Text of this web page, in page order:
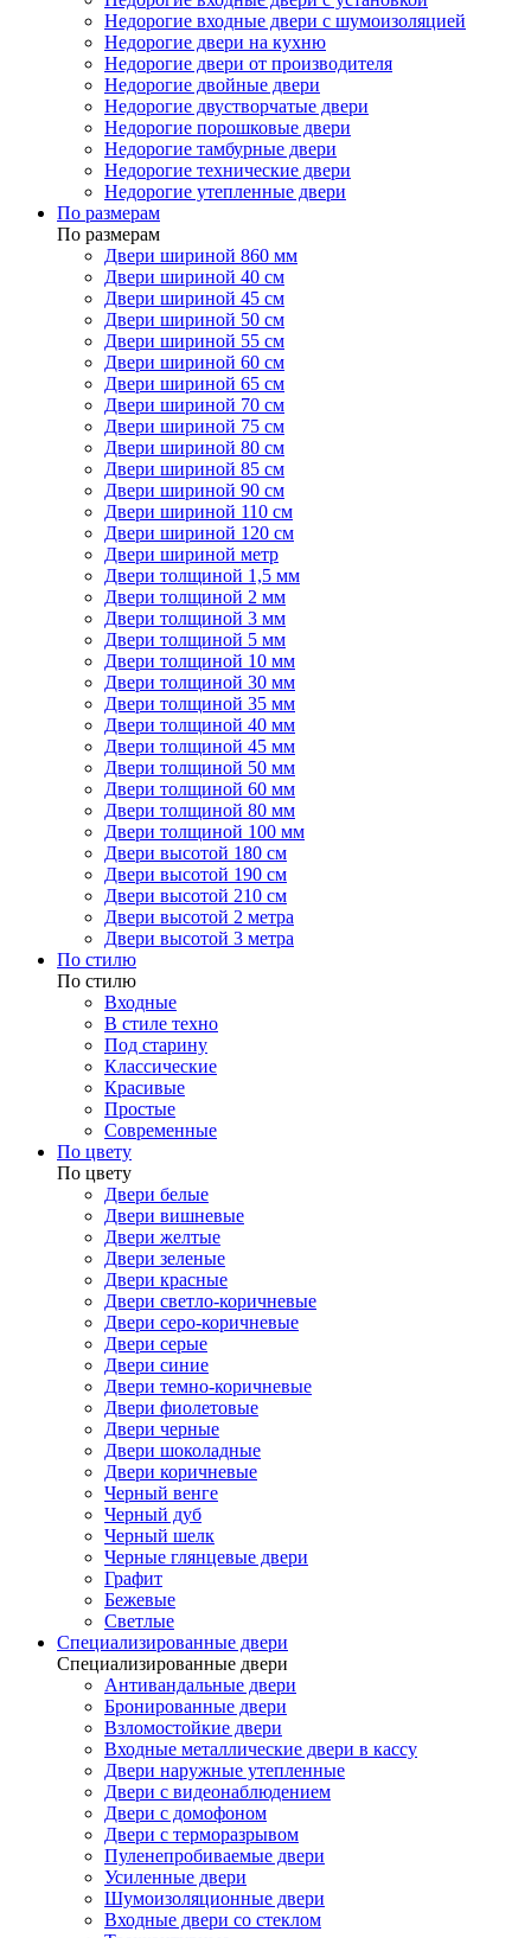
Недорогие входные двери с шумоизоляцией
Недорогие двери на кухню
Недорогие двери от производителя
Недорогие двойные двери
Недорогие двустворчатые двери
Недорогие порошковые двери
Недорогие тамбурные двери
Недорогие технические двери
Недорогие утепленные двери
По размерам
По размерам
Двери шириной 860 мм
Двери шириной 40 см
Двери шириной 45 см
Двери шириной 50 см
Двери шириной 55 см
Двери шириной 60 см
Двери шириной 65 см
Двери шириной 70 см
Двери шириной 75 см
Двери шириной 80 см
Двери шириной 85 см
Двери шириной 90 см
Двери шириной 110 см
Двери шириной 120 см
Двери шириной метр
Двери толщиной 1,5 мм
Двери толщиной 2 мм
Двери толщиной 3 мм
Двери толщиной 5 мм
Двери толщиной 10 мм
Двери толщиной 30 мм
Двери толщиной 35 мм
Двери толщиной 40 мм
Двери толщиной 45 мм
Двери толщиной 50 мм
Двери толщиной 60 мм
Двери толщиной 80 мм
Двери толщиной 100 мм
Двери высотой 180 см
Двери высотой 190 см
Двери высотой 210 см
Двери высотой 2 метра
Двери высотой 3 метра
По стилю
По стилю
Входные
В стиле техно
Под старину
Классические
Красивые
Простые
Современные
По цвету
По цвету
Двери белые
Двери вишневые
Двери желтые
Двери зеленые
Двери красные
Двери светло-коричневые
Двери серо-коричневые
Двери серые
Двери синие
Двери темно-коричневые
Двери фиолетовые
Двери черные
Двери шоколадные
Двери коричневые
Черный венге
Черный дуб
Черный шелк
Черные глянцевые двери
Графит
Бежевые
Светлые
Специализированные двери
Специализированные двери
Антивандальные двери
Бронированные двери
Взломостойкие двери
Входные металлические двери в кассу
Двери наружные утепленные
Двери с видеонаблюдением
Двери с домофоном
Двери с терморазрывом
Пуленепробиваемые двери
Усиленные двери
Шумоизоляционные двери
Входные двери со стеклом